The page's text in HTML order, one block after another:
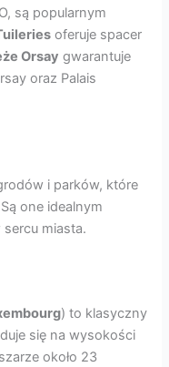
są popularnym
oferuje spacer
Orsay gwarantuje
oraz Palais
i parków, które
one idealnym
miasta.
) to klasyczny
się na wysokości
około 23